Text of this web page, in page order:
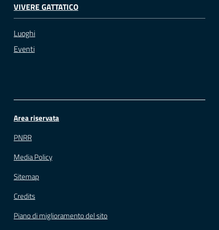
VIVERE GATTATICO
Luoghi
Eventi
Area riservata
PNRR
Media Policy
Sitemap
Credits
Piano di miglioramento del sito